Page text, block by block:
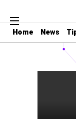
Home News